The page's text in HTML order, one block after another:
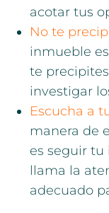
acotar tus
No te
inmueble
te
investigar
Escucha a
manera de
es seguir tu
llama la
adecuado